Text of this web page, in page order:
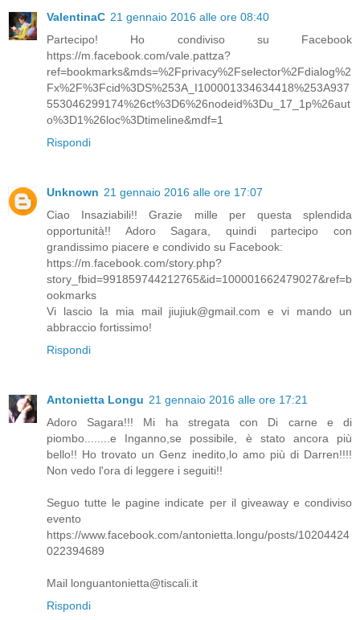
ValentinaC 21 gennaio 2016 alle ore 08:40
Partecipo! Ho condiviso su Facebook
https://m.facebook.com/vale.pattza?
ref=bookmarks&mds=%2Fprivacy%2Fselector%2Fdialog%2
Fx%2F%3Fcid%3DS%253A_I100001334634418%253A937
553046299174%26ct%3D6%26nodeid%3Du_17_1p%26aut
o%3D1%26loc%3Dtimeline&mdf=1
Rispondi
Unknown 21 gennaio 2016 alle ore 17:07
Ciao Insaziabili!! Grazie mille per questa splendida
opportunità!! Adoro Sagara, quindi partecipo con
grandissimo piacere e condivido su Facebook:
https://m.facebook.com/story.php?
story_fbid=991859744212765&id=100001662479027&ref=b
ookmarks
Vi lascio la mia mail jiujiuk@gmail.com e vi mando un
abbraccio fortissimo!
Rispondi
Antonietta Longu 21 gennaio 2016 alle ore 17:21
Adoro Sagara!!! Mi ha stregata con Di carne e di
piombo........e Inganno,se possibile, è stato ancora più
bello!! Ho trovato un Genz inedito,lo amo più di Darren!!!!
Non vedo l'ora di leggere i seguiti!!
Seguo tutte le pagine indicate per il giveaway e condiviso
evento
https://www.facebook.com/antonietta.longu/posts/10204424
022394689
Mail longuantonietta@tiscali.it
Rispondi